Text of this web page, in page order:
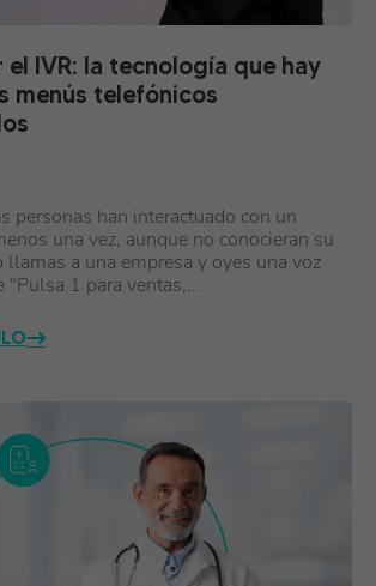
IVR: la tecnología que hay
menús telefónicos
personas han interactuado con un
una vez, aunque no conocieran su
llamas a una empresa y oyes una voz
"Pulsa 1 para ventas,…